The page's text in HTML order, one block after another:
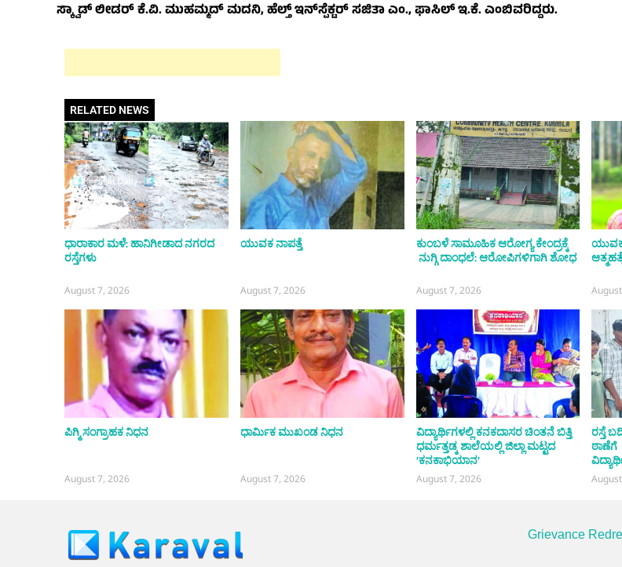
ಸ್ಕ್ವಾಡ್ ಲೀಡರ್ ಕೆ.ವಿ. ಮುಹಮ್ಮದ್ ಮದನಿ, ಹೆಲ್ತ್ ಇನ್‌ಸ್ಪೆಕ್ಟರ್ ಸಜಿತಾ ಎಂ., ಫಾಸಿಲ್ ಇ.ಕೆ. ಎಂಬಿವರಿದ್ದರು.
RELATED NEWS
ಧಾರಾಕಾರ ಮಳೆ: ಹಾನಿಗೀಡಾದ ನಗರದ
ರಸ್ತೆಗಳು
August 7, 2026
ಯುವಕ ನಾಪತ್ತೆ
August 7, 2026
ಕುಂಬಳೆ ಸಾಮೂಹಿಕ ಆರೋಗ್ಯ ಕೇಂದ್ರಕ್ಕೆ
ನುಗ್ಗಿ ದಾಂಧಲೆ: ಆರೋಪಿಗಳಿಗಾಗಿ ಶೋಧ
August 7, 2026
ಪಿಗ್ಮಿ ಸಂಗ್ರಾಹಕ ನಿಧನ
August 7, 2026
ಧಾರ್ಮಿಕ ಮುಖಂಡ ನಿಧನ
August 7, 2026
ವಿದ್ಯಾರ್ಥಿಗಳಲ್ಲಿ ಕನಕದಾಸರ ಚಿಂತನೆ ಬಿತ್ತಿ
ಧರ್ಮತ್ತಡ್ಕ ಶಾಲೆಯಲ್ಲಿ ಜಿಲ್ಲಾ ಮಟ್ಟದ
‘ಕನಕಾಭಿಯಾನ’
August 7, 2026
ರಸ್ತೆ
ಠಾಣೆಗೆ
Grievance